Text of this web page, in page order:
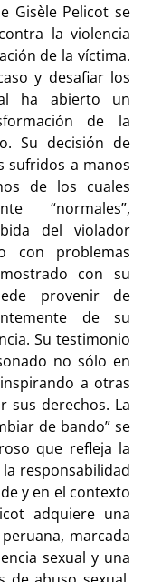
Gisèle Pelicot se
la violencia
de la víctima.
y desafiar los
ha abierto un
de la
Su decisión de
sufridos a manos
de los cuales
“normales”,
del violador
con problemas
con su
provenir de
de su
Su testimonio
no sólo en
a otras
sus derechos. La
de bando” se
que refleja la
responsabilidad
y en el contexto
adquiere una
marcada
sexual y una